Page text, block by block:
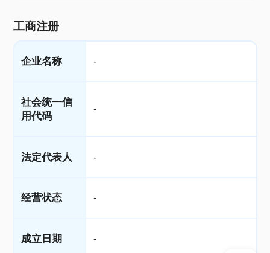
工商注册
企业名称 -
社会统一信
用代码
-
法定代表人 -
经营状态 -
成立日期 -